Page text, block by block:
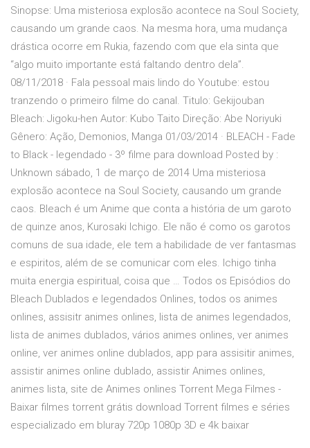
Sinopse: Uma misteriosa explosão acontece na Soul Society,
causando um grande caos. Na mesma hora, uma mudança
drástica ocorre em Rukia, fazendo com que ela sinta que
“algo muito importante está faltando dentro dela”.
08/11/2018 · Fala pessoal mais lindo do Youtube: estou
tranzendo o primeiro filme do canal. Titulo: Gekijouban
Bleach: Jigoku-hen Autor: Kubo Taito Direção: Abe Noriyuki
Gênero: Ação, Demonios, Manga 01/03/2014 · BLEACH - Fade
to Black - legendado - 3º filme para download Posted by :
Unknown sábado, 1 de março de 2014 Uma misteriosa
explosão acontece na Soul Society, causando um grande
caos. Bleach é um Anime que conta a história de um garoto
de quinze anos, Kurosaki Ichigo. Ele não é como os garotos
comuns de sua idade, ele tem a habilidade de ver fantasmas
e espiritos, além de se comunicar com eles. Ichigo tinha
muita energia espiritual, coisa que … Todos os Episódios do
Bleach Dublados e legendados Onlines, todos os animes
onlines, assisitr animes onlines, lista de animes legendados,
lista de animes dublados, vários animes onlines, ver animes
online, ver animes online dublados, app para assisitir animes,
assistir animes online dublado, assistir Animes onlines,
animes lista, site de Animes onlines Torrent Mega Filmes -
Baixar filmes torrent grátis download Torrent filmes e séries
especializado em bluray 720p 1080p 3D e 4k baixar